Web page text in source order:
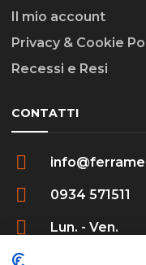
Il mio account
Privacy & Cookie
Recessi e Resi
CONTATTI
0934 571511
Lun. - Ven.